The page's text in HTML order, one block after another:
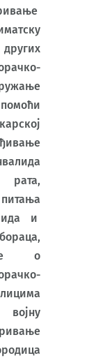
рата,
и
о
војну